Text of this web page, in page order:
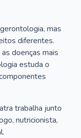
mas
diferentes.
doenças mais
estuda o
trabalha junto
nutricionista,